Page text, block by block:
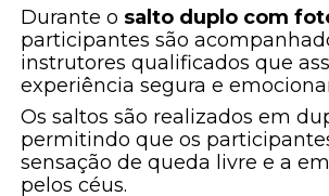
Durante o salto duplo com
participantes são
instrutores qualificados que
experiência segura e
Os saltos são realizados em
permitindo que os
sensação de queda livre e a
pelos céus.